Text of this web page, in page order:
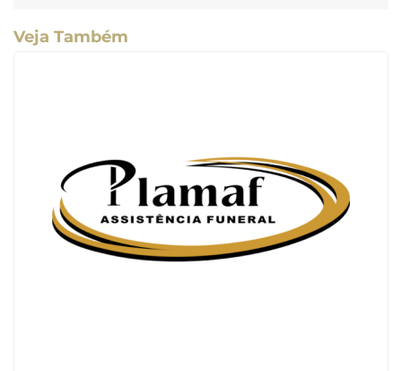
Veja Também